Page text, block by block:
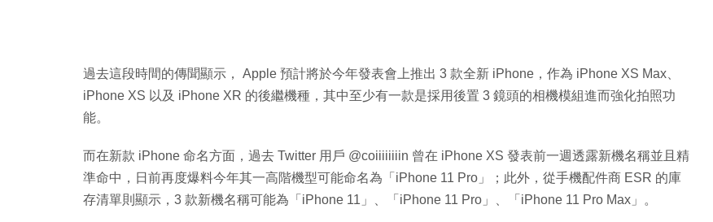
過去這段時間的傳聞顯示， Apple 預計將於今年發表會上推出 3 款全新 iPhone，作為 iPhone XS Max、
iPhone XS 以及 iPhone XR 的後繼機種，其中至少有一款是採用後置 3 鏡頭的相機模組進而強化拍照功
能。
而在新款 iPhone 命名方面，過去 Twitter 用戶 @coiiiiiiiin 曾在 iPhone XS 發表前一週透露新機名稱並且精
準命中，日前再度爆料今年其一高階機型可能命名為「iPhone 11 Pro」；此外，從手機配件商 ESR 的庫
存清單則顯示，3 款新機名稱可能為「iPhone 11」、「iPhone 11 Pro」、「iPhone 11 Pro Max」。